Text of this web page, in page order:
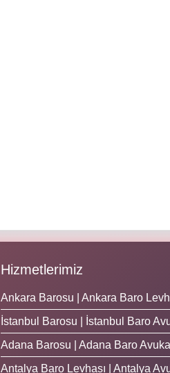
Hizmetlerimiz
Ankara Barosu | Ankara Baro
İstanbul Barosu | İstanbul Baro
Adana Barosu | Adana Baro
Antalya Baro Levhası | Antalya